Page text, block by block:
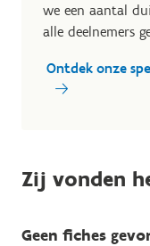
we een aantal
alle deelnemers
Ontdek onze
Zij vonden
Geen fiches